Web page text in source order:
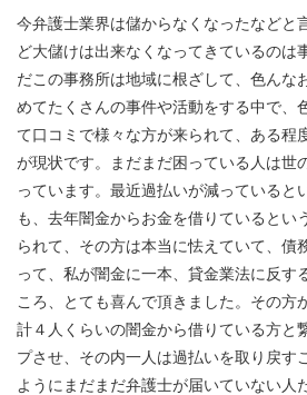
今弁護士業界は儲からなくなったなどと
ど大儲けは出来なくなってきているのは
だこの事務所は地域に根ざして、色んな
めてたくさんの事件や活動をする中で、
て口コミで様々な方が来られて、ある程
が現状です。まだまだ困っている人は世
っています。最近過払いが減っていると
も、去年闇金からお金を借りているとい
られて、その方は本当に怯えていて、債
って、私が闇金に一本、貸金業法に反す
ころ、とても喜んで頂きました。その方
計４人くらいの闇金から借りている方と
プさせ、その内一人は過払いを取り戻す
ようにまだまだ弁護士が届いていない人